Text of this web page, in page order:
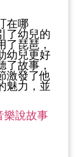
在哪
了幼兒的
了琵琶，
幼兒更好
了故事，
激發了他
魅力，並
樂說故事